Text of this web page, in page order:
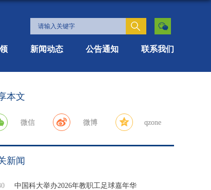
新闻动态 公告通知 联系我们
本文
微信 微博 qzone
新闻
中国科大举办2026年教职工足球嘉年华